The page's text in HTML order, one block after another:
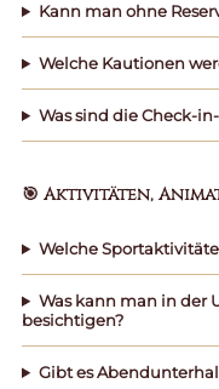
Kann man ohne
Welche Kautionen
Was sind die Check-
🎯 Aktivitäten,
Welche
Was kann man in der
besichtigen?
Gibt es